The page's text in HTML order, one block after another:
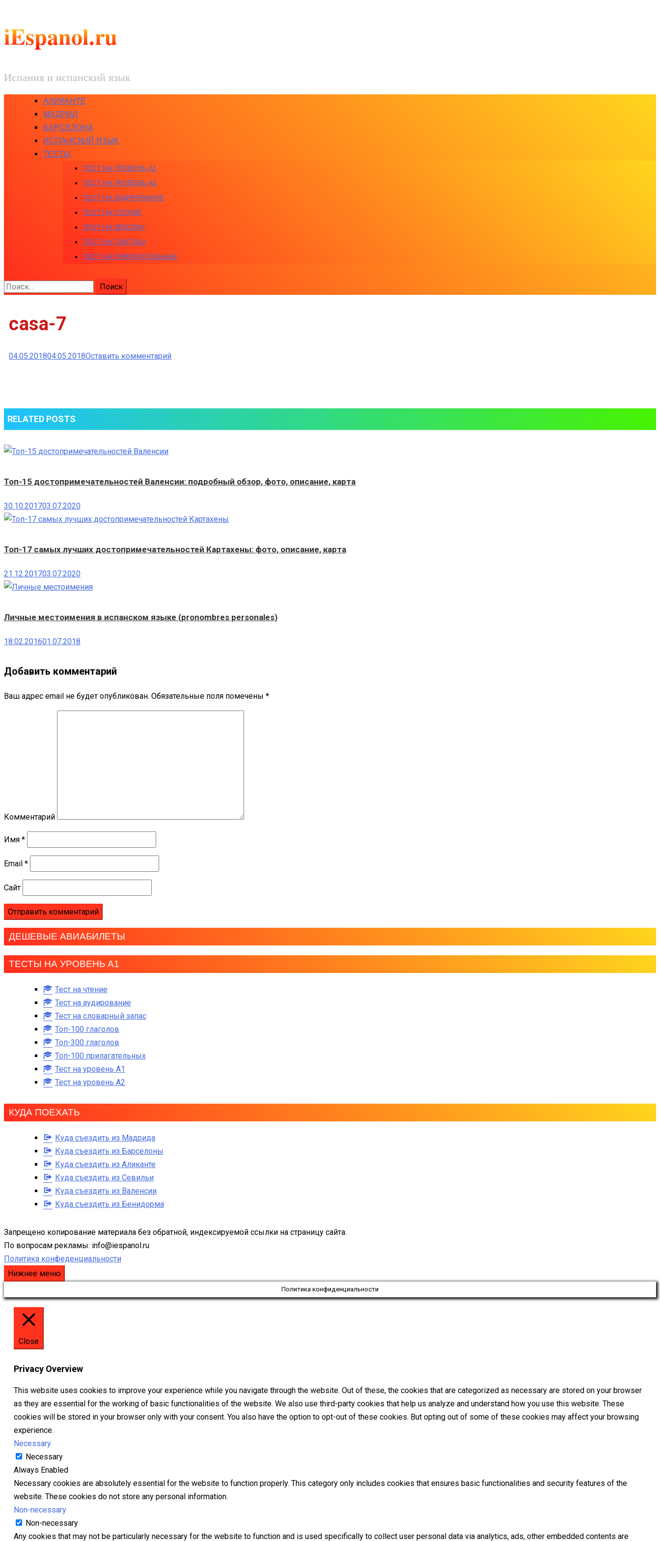
iEspanol.ru
Испания и испанский язык
АЛИКАНТЕ
МАДРИД
БАРСЕЛОНА
ИСПАНСКИЙ ЯЗЫК
ТЕСТЫ
ТЕСТ НА УРОВЕНЬ A1
ТЕСТ НА УРОВЕНЬ A2
ТЕСТ НА АУДИРОВАНИЕ
ТЕСТ НА ЧТЕНИЕ
ТЕСТ НА ЛЕКСИКУ
ТЕСТ НА ГЛАГОЛЫ
ТЕСТ НА ПРИЛАГАТЕЛЬНЫЕ
Найти:
casa-7
04.05.201804.05.2018Оставить комментарийк
RELATED POSTS
Топ-15 достопримечательностей Валенсии: подробный обзор, фото, описание, карта
30.10.201703.07.2020
Топ-17 самых лучших достопримечательностей Картахены: фото, описание, карта
21.12.201703.07.2020
Личные местоимения в испанском языке (pronombres personales)
18.02.201601.07.2018
Добавить комментарий
Ваш адрес email не будет опубликован. Обязательные поля помечены *
Комментарий
Имя *
Email *
Сайт
ДЕШЕВЫЕ АВИАБИЛЕТЫ
ТЕСТЫ НА УРОВЕНЬ А1
Тест на чтение
Тест на аудирование
Тест на словарный запас
Топ-100 глаголов
Топ-300 глаголов
Топ-100 прилагательных
Тест на уровень A1
Тест на уровень A2
КУДА ПОЕХАТЬ
Куда съездить из Мадрида
Куда съездить из Барселоны
Куда съездить из Аликанте
Куда съездить из Севильи
Куда съездить из Валенсии
Куда съездить из Бенидорма
Запрещено копирование материала без обратной, индексируемой ссылки на страницу сайта.
По вопросам рекламы: info@iespanol.ru
Политика конфеденциальности
Нижнее меню
Политика конфиденциальности
Close
Privacy Overview
This website uses cookies to improve your experience while you navigate through the website. Out of these, the cookies that are categorized as necessary are stored on your browser
as they are essential for the working of basic functionalities of the website. We also use third-party cookies that help us analyze and understand how you use this website. These
cookies will be stored in your browser only with your consent. You also have the option to opt-out of these cookies. But opting out of some of these cookies may affect your browsing
experience.
Necessary
Necessary
Always Enabled
Necessary cookies are absolutely essential for the website to function properly. This category only includes cookies that ensures basic functionalities and security features of the
website. These cookies do not store any personal information.
Non-necessary
Non-necessary
Any cookies that may not be particularly necessary for the website to function and is used specifically to collect user personal data via analytics, ads, other embedded contents are